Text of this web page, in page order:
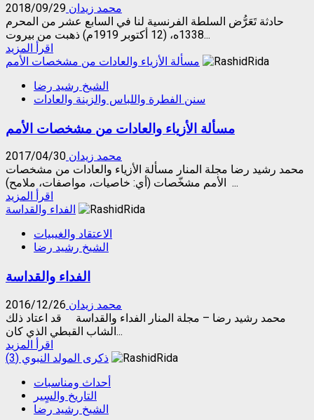
محمد زيدان 2018/09/29
حادثة تَعَرُّض السلطة الفرنسية لنا في السابع عشر من المحرم
1338ه، (12 أكتوبر 1919م) ذهبت من بيروت...
اقرأ المزيد
more
الرحلة
السورية
–
تَعَرُّض
السلطة
الفرنسية
مسألة الأزياء والعادات من مشخصات الأمم
الشيخ رشيد رضا
سنن الفطرة واللباس والزينة والعادات
مسألة الأزياء والعادات من مشخصات الأمم
محمد زيدان 2017/04/30
محمد رشيد رضا مجلة المنار مسألة الأزياء والعادات من مشخصات
الأمم مشخّصات (أي: خاصيات، مواصفات، ملامح) ...
اقرأ المزيد
more
مسألة
الأزياء
من
الأمم
الفداء والقداسة
الاعتقاد والغيبيات
الشيخ رشيد رضا
الفداء والقداسة
محمد زيدان 2016/12/26
محمد رشيد رضا – مجلة المنار الفداء والقداسة قد اعتاد ذلك
الشاب القبطي الذي كان...
اقرأ المزيد
more
الفداء
والقداسة
ذكرى المولد النبوي (3)
أحداث ومناسبات
التاريخ والسٍير
الشيخ رشيد رضا